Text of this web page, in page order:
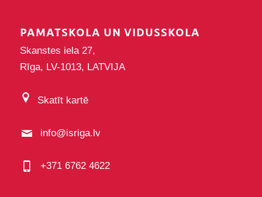
PAMATSKOLA UN VIDUSSKOLA
Skanstes iela 27,
Rīga, LV-1013, LATVIJA
Skatīt kartē
info@isriga.lv
+371 6762 4622